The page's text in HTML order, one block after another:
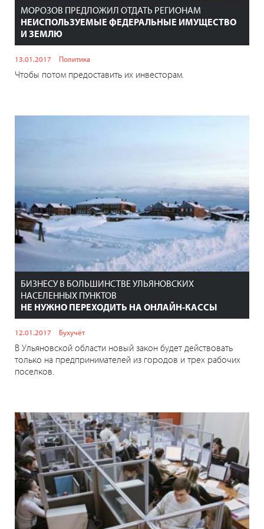
МОРОЗОВ ПРЕДЛОЖИЛ ОТДАТЬ РЕГИОНАМ
НЕИСПОЛЬЗУЕМЫЕ ФЕДЕРАЛЬНЫЕ ИМУЩЕСТВО
И ЗЕМЛЮ
13.01.2017 Политика
Чтобы потом предоставить их инвесторам.
БИЗНЕСУ В БОЛЬШИНСТВЕ УЛЬЯНОВСКИХ
НАСЕЛЕННЫХ ПУНКТОВ
НЕ НУЖНО ПЕРЕХОДИТЬ НА ОНЛАЙН-КАССЫ
12.01.2017 Бухучёт
В Ульяновской области новый закон будет действовать
только на предпринимателей из городов и трех рабочих
поселков.